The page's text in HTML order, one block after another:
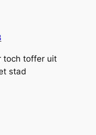
toch toffer uit
stad